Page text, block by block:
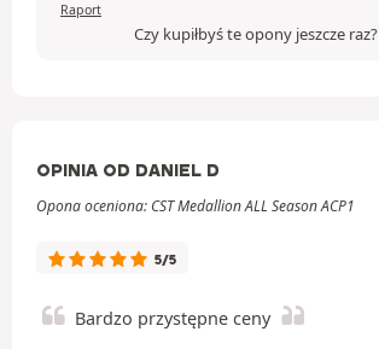
Raport
Czy kupiłbyś te opony jeszcze raz?
OPINIA OD DANIEL D
Opona oceniona: CST Medallion ALL Season ACP1
5/5
Bardzo przystępne ceny